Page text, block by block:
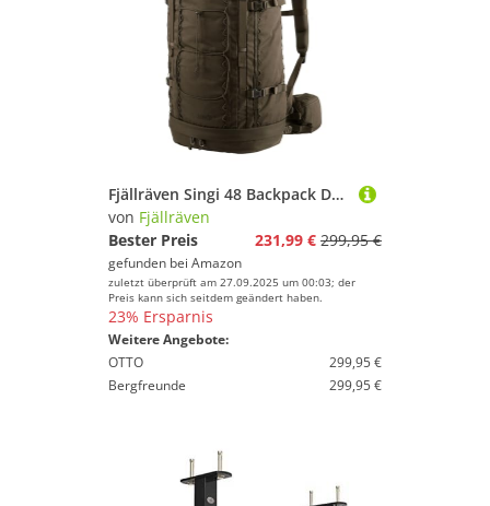
Geschlecht
250-500 €
Fjällräven Singi 48 Backpack Dark Olive
von Fjällräven
Bester Preis
231,99 € 299,95 €
gefunden bei Amazon
zuletzt überprüft am 27.09.2025 um 00:03; der
Preis kann sich seitdem geändert haben.
23% Ersparnis
Weitere Angebote:
OTTO
299,95 €
Bergfreunde
299,95 €